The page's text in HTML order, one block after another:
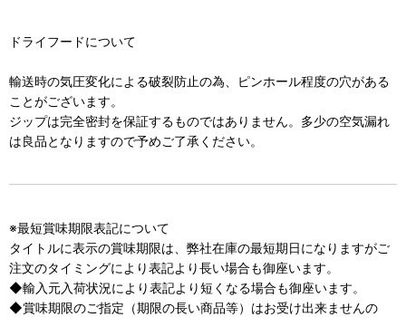
ドライフードについて
輸送時の気圧変化による破裂防止の為、ピンホール程度の穴がある
ことがございます。
ジップは完全密封を保証するものではありません。多少の空気漏れ
は良品となりますので予めご了承ください。
※最短賞味期限表記について
タイトルに表示の賞味期限は、弊社在庫の最短期日になりますがご
注文のタイミングにより表記より長い場合も御座います。
◆輸入元入荷状況により表記より短くなる場合も御座います。
◆賞味期限のご指定（期限の長い商品等）はお受け出来ませんの